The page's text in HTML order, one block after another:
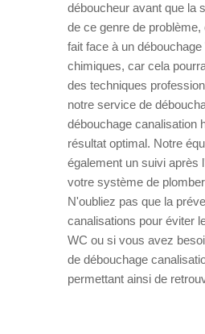
déboucheur avant que la
de ce genre de
fait face à un
chimiques, car cela
des techniques
notre service de
débouchage canalisation
résultat optimal. Notre
également un suivi après
votre système de
N'oubliez pas que la
canalisations pour éviter
WC ou si vous avez
de débouchage
permettant ainsi de